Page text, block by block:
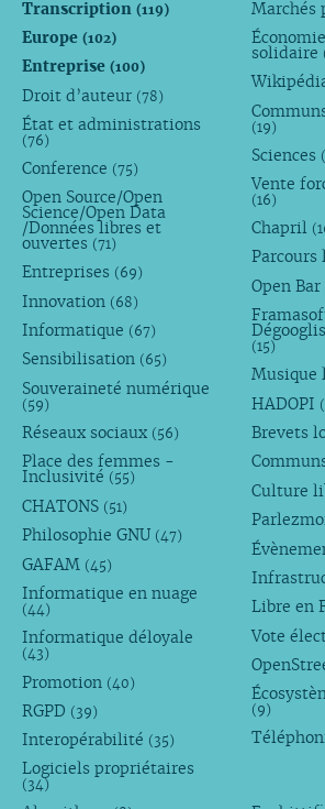
Transcription (119)
Europe (102)
Entreprise (100)
Droit d’auteur (78)
État et administrations
(76)
Conference (75)
Open Source/Open
Science/Open Data
/Données libres et
ouvertes (71)
Entreprises (69)
Innovation (68)
Informatique (67)
Sensibilisation (65)
Souveraineté numérique
(59)
Réseaux sociaux (56)
Place des femmes -
Inclusivité (55)
CHATONS (51)
Philosophie GNU (47)
GAFAM (45)
Informatique en nuage
(44)
Informatique déloyale
(43)
Promotion (40)
RGPD (39)
Interopérabilité (35)
Logiciels propriétaires
(34)
Marchés
solidaire
(19)
Sciences
Vente
(16)
Chapril
Open Bar
(15)
Musique
HADOPI
Brevets
Culture
Libre en
Vote
(9)